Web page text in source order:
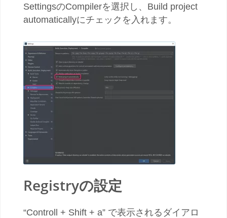
SettingsのCompilerを選択し、Build project
automaticallyにチェックを入れます。
Registryの設定
“Controll + Shift + a” で表示されるダイアロ